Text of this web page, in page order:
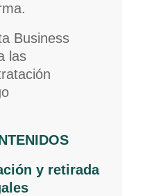
Business
las
y retirada